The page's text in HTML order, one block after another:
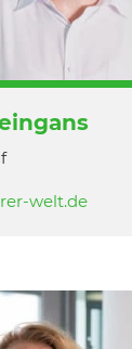
welt.de